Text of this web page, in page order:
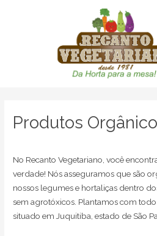
Produtos
No Recanto Vegetariano, você
verdade! Nós asseguramos que são
nossos legumes e hortaliças dentro
sem agrotóxicos. Plantamos com
situado em Juquitiba, estado de São